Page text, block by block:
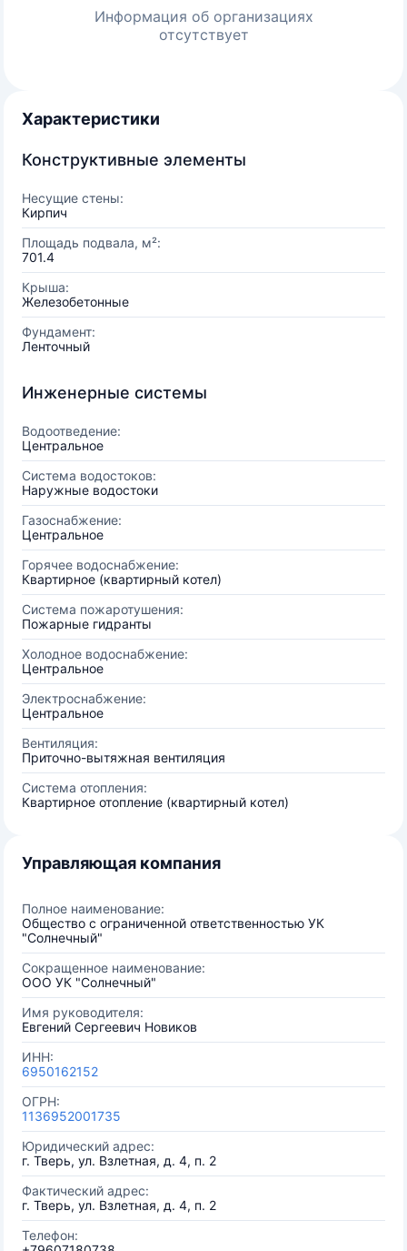
Информация об организациях
отсутствует
Характеристики
Конструктивные элементы
Несущие стены:
Кирпич
Площадь подвала, м²:
701.4
Крыша:
Железобетонные
Фундамент:
Ленточный
Инженерные системы
Водоотведение:
Центральное
Система водостоков:
Наружные водостоки
Газоснабжение:
Центральное
Горячее водоснабжение:
Квартирное (квартирный котел)
Система пожаротушения:
Пожарные гидранты
Холодное водоснабжение:
Центральное
Электроснабжение:
Центральное
Вентиляция:
Приточно-вытяжная вентиляция
Система отопления:
Квартирное отопление (квартирный котел)
Управляющая компания
Полное наименование:
Общество с ограниченной ответственностью УК
"Солнечный"
Сокращенное наименование:
ООО УК "Солнечный"
Имя руководителя:
Евгений Сергеевич Новиков
ИНН:
6950162152
ОГРН:
1136952001735
Юридический адрес:
г. Тверь, ул. Взлетная, д. 4, п. 2
Фактический адрес:
г. Тверь, ул. Взлетная, д. 4, п. 2
Телефон: